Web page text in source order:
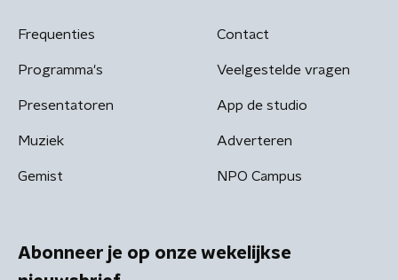
Frequenties
Programma's
Presentatoren
Muziek
Gemist
Contact
Veelgestelde vragen
App de studio
Adverteren
NPO Campus
Abonneer je op onze wekelijkse